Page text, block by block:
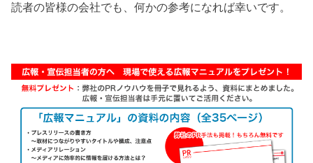
読者の皆様の会社でも、何かの参考になれば幸いです。